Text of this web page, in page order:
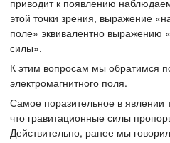
этой точки зрения, выражение
поле» эквивалентно выражению
силы».
К этим вопросам мы обратимся
электромагнитного поля.
Самое поразительное в явлении
что гравитационные силы
Действительно, ранее мы